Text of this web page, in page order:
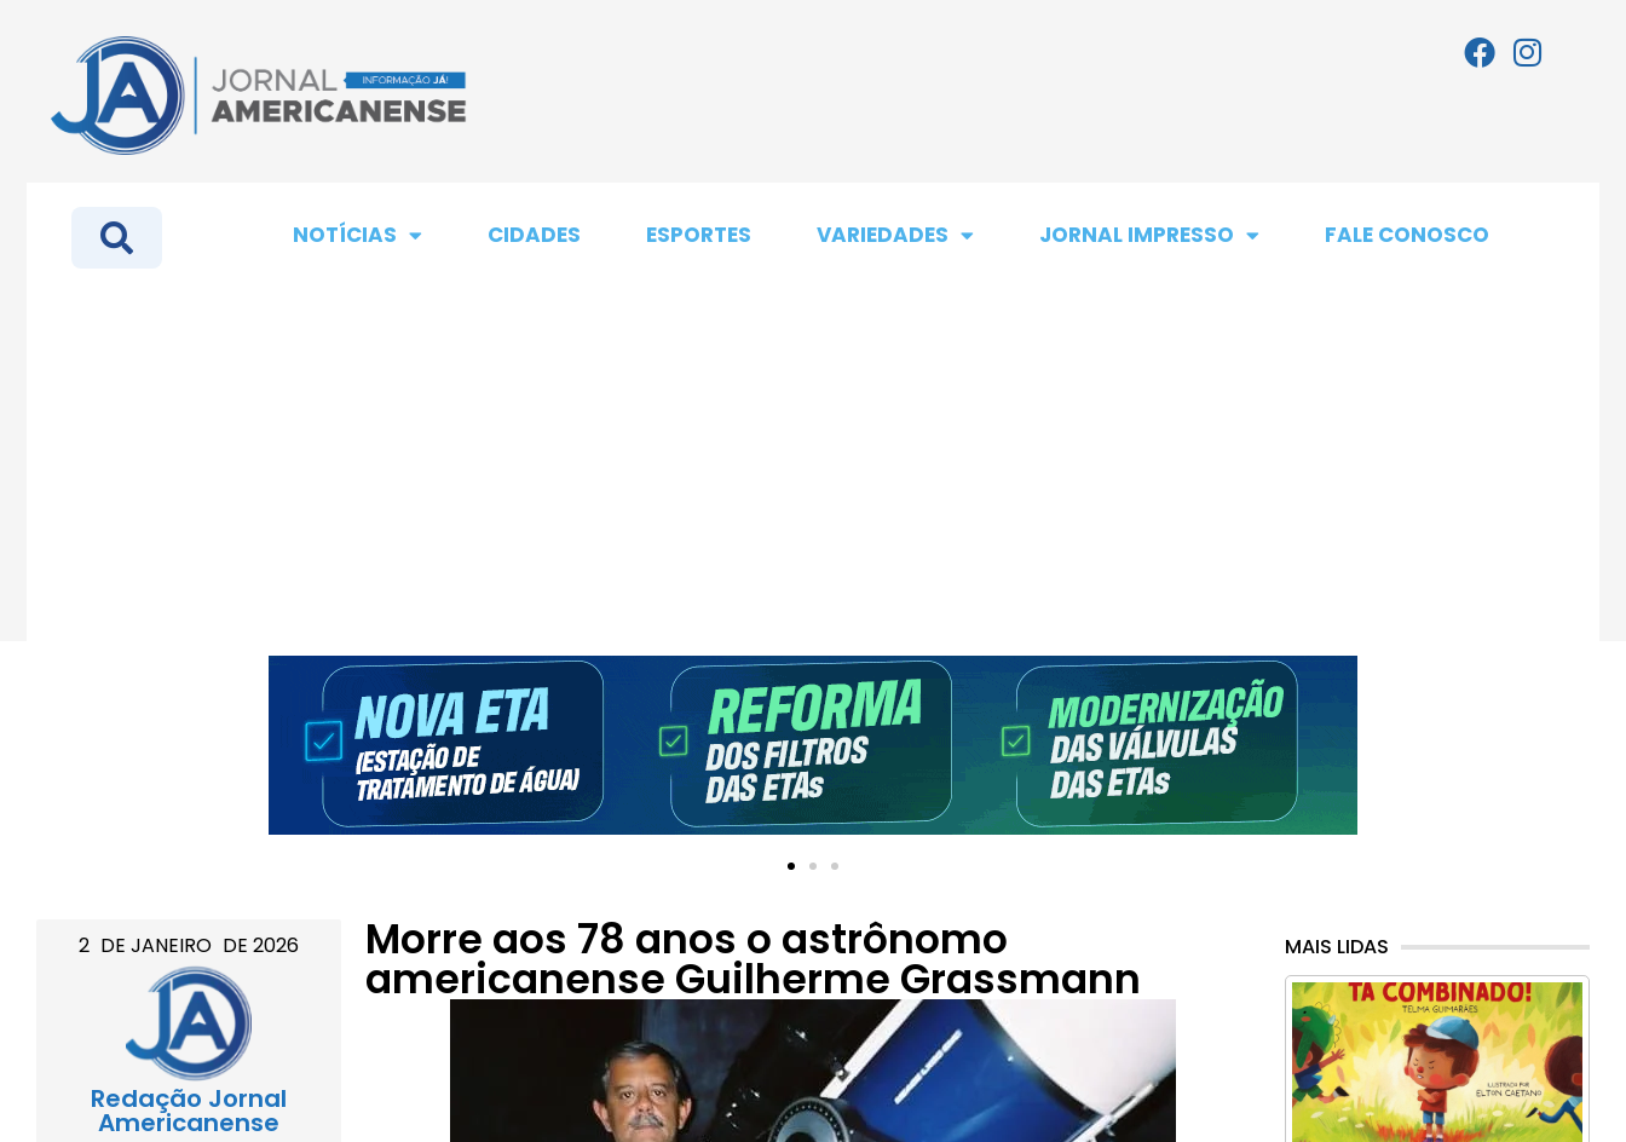
NOTÍCIAS CIDADES ESPORTES VARIEDADES JORNAL IMPRESSO FALE CONOSCO
2 DE JANEIRO DE 2026
Redação Jornal
Americanense
Morre aos 78 anos o astrônomo
americanense Guilherme Grassmann
MAIS LIDAS